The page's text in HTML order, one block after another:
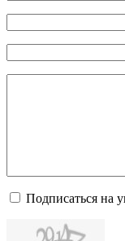
Подписаться на